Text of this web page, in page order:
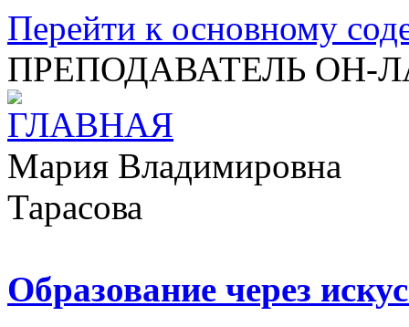
Перейти к основному
ПРЕПОДАВАТЕЛЬ ОН-
Мария Владимировна
Тарасова
Образование через